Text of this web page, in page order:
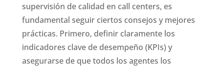
supervisión de calidad en call centers, es
fundamental seguir ciertos consejos y mejores
prácticas. Primero, definir claramente los
indicadores clave de desempeño (KPIs) y
asegurarse de que todos los agentes los